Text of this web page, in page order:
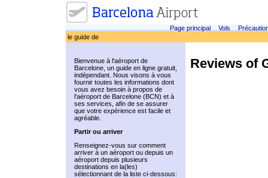
Page principal Vols
le guide de
Bienvenue à l'aéroport de
Barcelone, un guide en ligne gratuit,
indépendant. Nous visons à vous
fournir toutes les informations dont
vous avez besoin à propos de
l'aéroport de Barcelone (BCN) et à
ses services, afin de se assurer
que votre expérience est facile et
agréable.
Partir ou arriver
Renseignez-vous sur comment
arriver à un aéroport ou depuis un
aéroport depuis plusieurs
destinations en la(les)
sélectionnant de la liste ci-dessous:
Reviews of